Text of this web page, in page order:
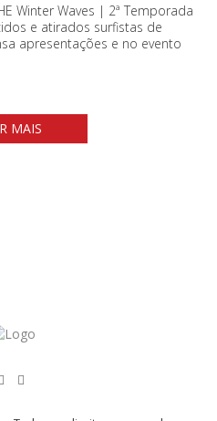
Winter Waves | 2ª Temporada
e atirados surfistas de
apresentações e no evento
MAIS